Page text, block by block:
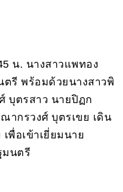
น. นางสาวแพทอง
รี พร้อมด้วยนางสาวพิ
บุตรสาว นายปิฏก
กรวงศ์ บุตรเขย เดิน
พื่อเข้าเยี่ยมนาย
นตรี